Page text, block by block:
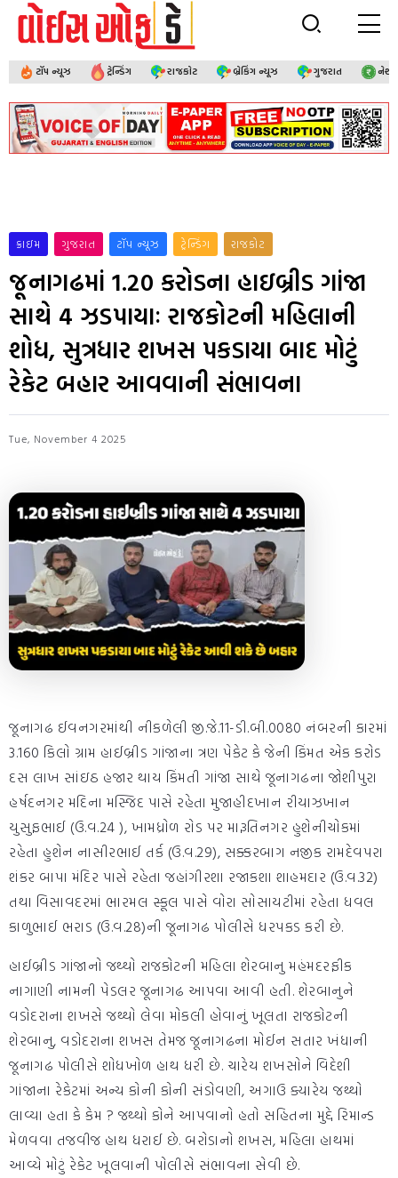
ટૉપ ન્યૂઝ ટ્રેન્ડિંગ રાજકોટ બ્રેકિંગ ન્યૂઝ ગુજરાત
ક્રાઇમ ગુજરાત ટૉપ ન્યૂઝ ટ્રેન્ડિંગ રાજકોટ
જૂનાગઢમાં 1.20 કરોડના હાઇબ્રીડ ગાંજા
સાથે 4 ઝડપાયાઃ રાજકોટની મહિલાની
શોધ, સુત્રધાર શખસ પકડાયા બાદ મોટું
રેકેટ બહાર આવવાની સંભાવના
Tue, November 4 2025
જૂનાગઢ ઈવનગરમાંથી નીકળેલી જી.જે.11-ડી.બી.0080 નંબરની કારમાં
3.160 કિલો ગ્રામ હાઈબ્રીડ ગાંજાના ત્રણ પેકેટ કે જેની કિંમત એક કરોડ
દસ લાખ સાંઇઠ હજાર થાય કિંમતી ગાંજા સાથે જૂનાગઢના જોશીપુરા
હર્ષદનગર મદિના મસ્જિદ પાસે રહેતા મુજાહીદખાન રીયાઝખાન
યુસુફભાઈ (ઉ.વ.24 ), ખામધ્રોળ રોડ પર મારૂતિનગર હુશેનીચોકમાં
રહેતા હુશેન નાસીરભાઈ તર્ક (ઉ.વ.29), સક્કરબાગ નજીક રામદેવપરા
શંકર બાપા મંદિર પાસે રહેતા જહાંગીરશા રજાકશા શાહમદાર (ઉ.વ.32)
તથા વિસાવદરમાં ભારમલ સ્કૂલ પાસે વોરા સોસાયટીમાં રહેતા ધવલ
કાળુભાઈ ભરાડ (ઉ.વ.28)ની જૂનાગઢ પોલીસે ધરપકડ કરી છે.
હાઈબ્રીડ ગાંજાનો જથ્થો રાજકોટની મહિલા શેરબાનુ મહંમદરફીક
નાગાણી નામની પેડલર જૂનાગઢ આપવા આવી હતી. શેરબાનુને
વડોદરાના શખસે જથ્થો લેવા મોકલી હોવાનું ખૂલતા રાજકોટની
શેરબાનુ, વડોદરાના શખસ તેમજ જૂનાગઢના મોઈન સતાર ખંધાની
જૂનાગઢ પોલીસે શોધખોળ હાથ ધરી છે. ચારેય શખસોને વિદેશી
ગાંજાના રેકેટમાં અન્ય કોની કોની સંડોવણી, અગાઉ ક્યારેય જથ્થો
લાવ્યા હતા કે કેમ ? જથ્થો કોને આપવાનો હતો સહિતના મુદ્દે રિમાન્ડ
મેળવવા તજવીજ હાથ ધરાઈ છે. બરોડાનો શખસ, મહિલા હાથમાં
આવ્યે મોટું રેકેટ ખૂલવાની પોલીસે સંભાવના સેવી છે.